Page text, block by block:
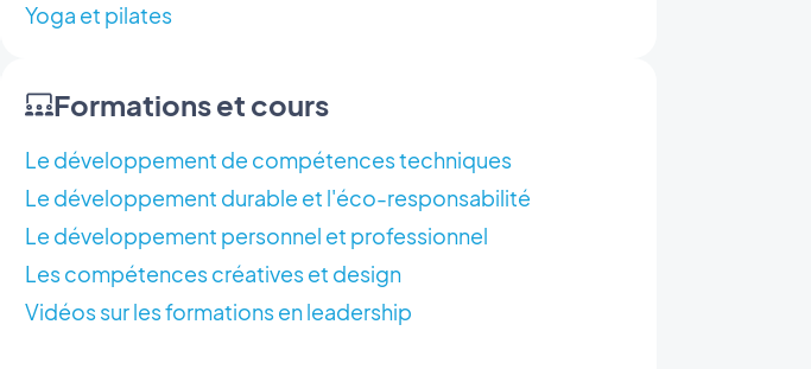
Yoga et pilates
Formations et cours
Le développement de compétences techniques
Le développement durable et l'éco-responsabilité
Le développement personnel et professionnel
Les compétences créatives et design
Vidéos sur les formations en leadership